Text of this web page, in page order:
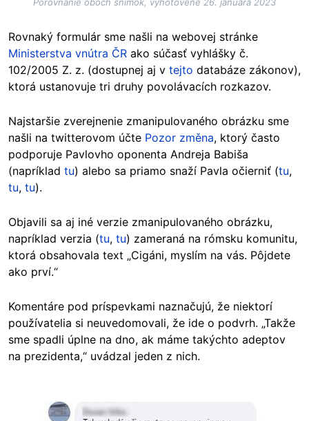
Porovnanie oboch snímok, vyhotovené 26. januára 2023
Rovnaký formulár sme našli na webovej stránke
Ministerstva vnútra ČR ako súčasť vyhlášky č.
102/2005 Z. z. (dostupnej aj v tejto databáze zákonov),
ktorá ustanovuje tri druhy povolávacích rozkazov.
Najstaršie zverejnenie zmanipulovaného obrázku sme
našli na twitterovom účte Pozor změna, ktorý často
podporuje Pavlovho oponenta Andreja Babiša
(napríklad tu) alebo sa priamo snaží Pavla očierniť (tu,
tu, tu).
Objavili sa aj iné verzie zmanipulovaného obrázku,
napríklad verzia (tu, tu) zameraná na rómsku komunitu,
ktorá obsahovala text „Cigáni, myslím na vás. Pôjdete
ako prví.“
Komentáre pod príspevkami naznačujú, že niektorí
používatelia si neuvedomovali, že ide o podvrh. „Takže
sme spadli úplne na dno, ak máme takýchto adeptov
na prezidenta,“ uvádzal jeden z nich.